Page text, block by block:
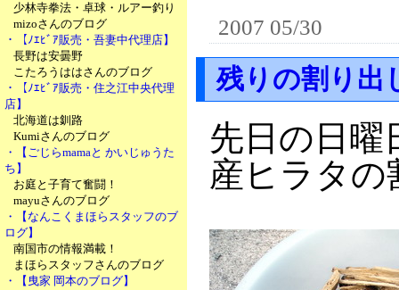
少林寺拳法・卓球・ルアー釣り
mizoさんのブログ
・【ﾉｴﾋﾞｱ販売・吾妻中代理店】
長野は安曇野
こたろうははさんのブログ
・【ﾉｴﾋﾞｱ販売・住之江中央代理
店】
北海道は釧路
Kumiさんのブログ
・【ごじらmamaと かいじゅうた
ち】
お庭と子育て奮闘！
mayuさんのブログ
・【なんこくまほらスタッフのブ
ログ】
南国市の情報満載！
まほらスタッフさんのブログ
・【曳家 岡本のブログ】
2007 05/30
残りの割り出
先日の日曜
産ヒラタ